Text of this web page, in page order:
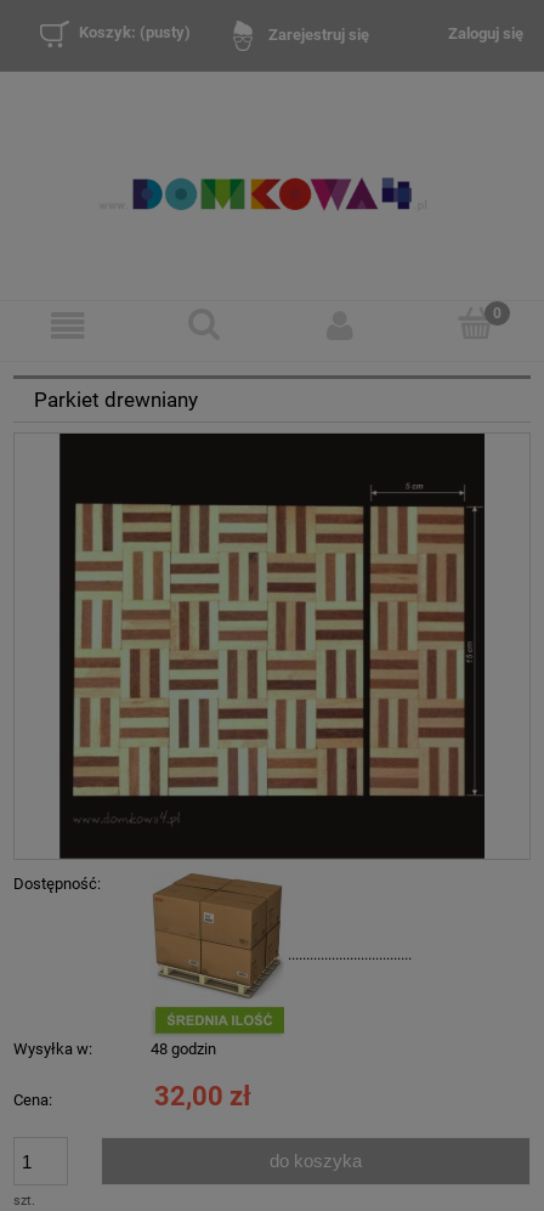
Zarejestruj się Zaloguj się
Koszyk: (pusty)
Parkiet drewniany
Dostępność:
..................................
Wysyłka w: 48 godzin
Cena: 32,00 zł
szt.
do koszyka